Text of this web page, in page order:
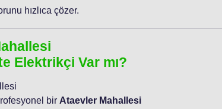
hızlıca çözer.
Elektrikçi Var mı?
bir Ataevler Mahallesi